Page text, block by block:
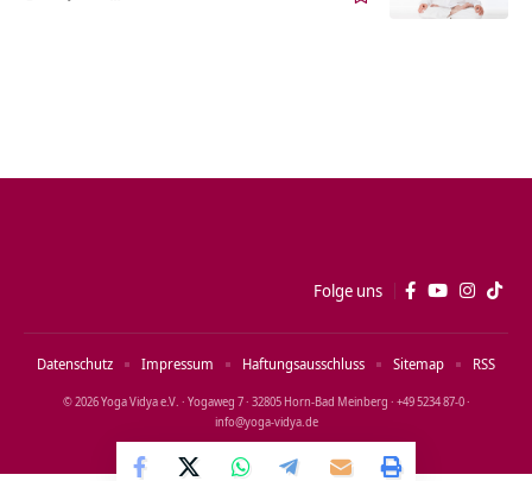
Folge uns
© 2026 Yoga Vidya e.V. · Yogaweg 7 · 32805 Horn‑Bad Meinberg · +49 5234 87‑0 ·
info@yoga‑vidya.de
Datenschutz Impressum Haftungsausschluss Sitemap RSS